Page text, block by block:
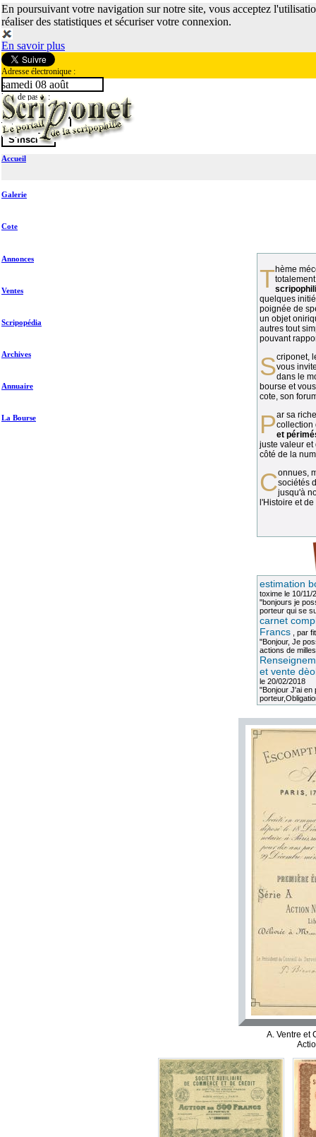
En poursuivant votre navigation sur notre site, vous acceptez
réaliser des statistiques et sécuriser votre connexion.
En savoir plus
Adresse électronique :
Mot de passe :
samedi 08 août
Accueil
Galerie
Cote
Annonces
Ventes
Scripopédia
Archives
Annuaire
La Bourse
Thème méconnu des collectionneurs et
quelques
poignée de
un objet
autres tout
pouvant
vous
dans le
bourse et
cote, son
Par sa richesse et sa diversité, lacollection
et
juste valeur et
côté de la
Connues, méconnues, ou inconnues, lessociétés
jusqu'à
l'Histoire et
estimation
toximele 10/11/
"bonjours je
porteur qui se
carnet
Francs, par
"Bonjour, Je
actions de
et vente
le 20/02/2018
"Bonjour J'ai en
A. Ventre et